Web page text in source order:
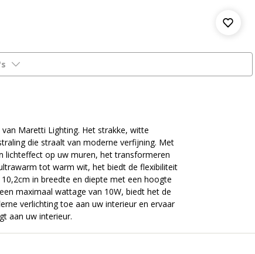
Maretti Lighting. Het strakke, witte
die straalt van moderne verfijning. Met
lichteffect op uw muren, het transformeren
tot warm wit, het biedt de flexibiliteit
in breedte en diepte met een hoogte
maximaal wattage van 10W, biedt het de
verlichting toe aan uw interieur en ervaar
aan uw interieur.